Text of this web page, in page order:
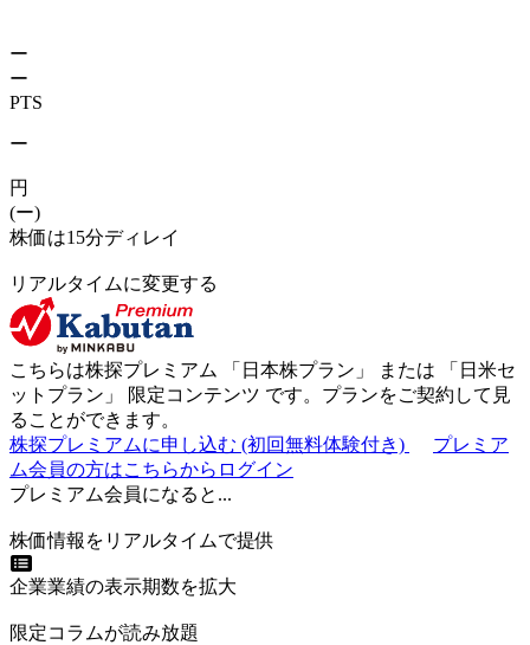
ー
ー
PTS
ー
円
(ー)
株価は15分ディレイ
リアルタイムに変更する
こちらは株探プレミアム 「 日本株プラン 」 または 「 日米セ
ットプラン 」 限定コンテンツ です。プランをご契約して見
ることができます。
株探プレミアムに申し込む (初回無料体験付き)
プレミア
ム会員の方はこちらからログイン
プレミアム会員になると...
株価情報をリアルタイムで提供
企業業績の表示期数を拡大
限定コラムが読み放題